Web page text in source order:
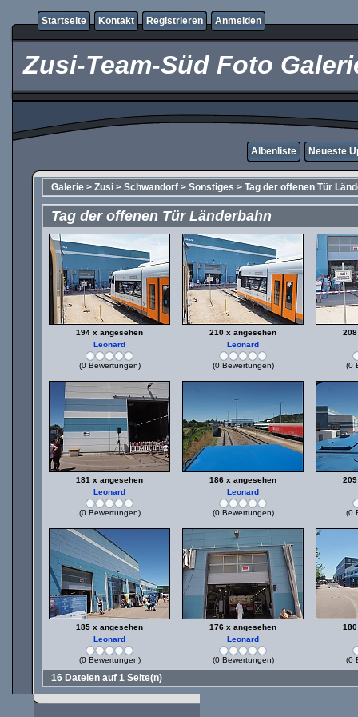
Startseite Kontakt Registrieren Anmelden
Zusi-Team-Süd Foto
Albenliste Neueste
Galerie > Zusi > Schwandorf > Sonstiges > Tag der offenen Tür
Tag der offenen Tür Länderbahn
194 x angesehen
Leonard
(0 Bewertungen)
210 x angesehen
Leonard
(0 Bewertungen) (0
181 x angesehen
Leonard
(0 Bewertungen)
186 x angesehen
Leonard
(0 Bewertungen) (0
185 x angesehen
Leonard
(0 Bewertungen)
176 x angesehen
Leonard
(0 Bewertungen) (0
16 Dateien auf 1 Seite(n)